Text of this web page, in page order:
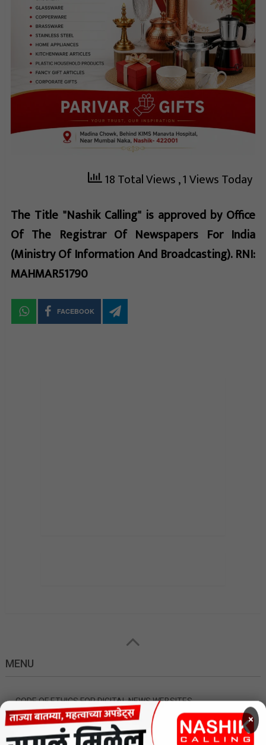
18 Total Views, 1 Views Today
The Title "Nashik Calling" is approved by Office
Of The Registrar Of Newspapers For India
(Ministry Of Information And Broadcasting). RNI:
MAHMAR51790
FACEBOOK
MENU
CODE OF ETHICS FOR DIGITAL NEWS WEBSITES
Contact Us